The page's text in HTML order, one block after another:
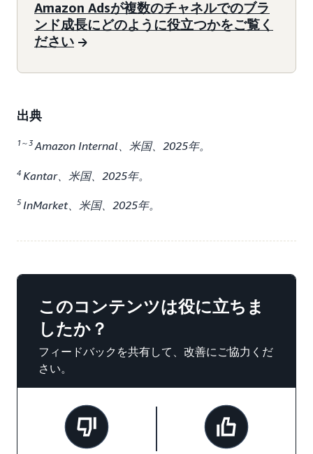
Amazon Adsが複数のチャネルでのブラ
ンド成長にどのように役立つかをご覧く
ださい
出典
1 ～3 Amazon Internal、米国、2025年。
4 Kantar、米国、2025年。
5InMarket、米国、2025年。
このコンテンツは役に立ちま
したか？
フィードバックを共有して、改善にご協力くだ
さい。